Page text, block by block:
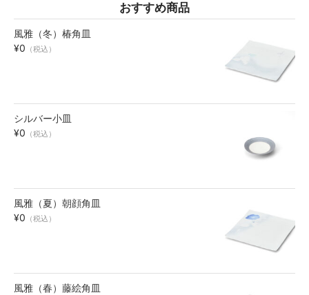
アクセサリー
accessory
お買い物ガイド
SHOPPING GUIDE
おすすめ商品
風雅（冬）椿角皿
¥0 （税込）
シルバー小皿
¥0 （税込）
風雅（夏）朝顔角皿
¥0 （税込）
風雅（春）藤絵角皿